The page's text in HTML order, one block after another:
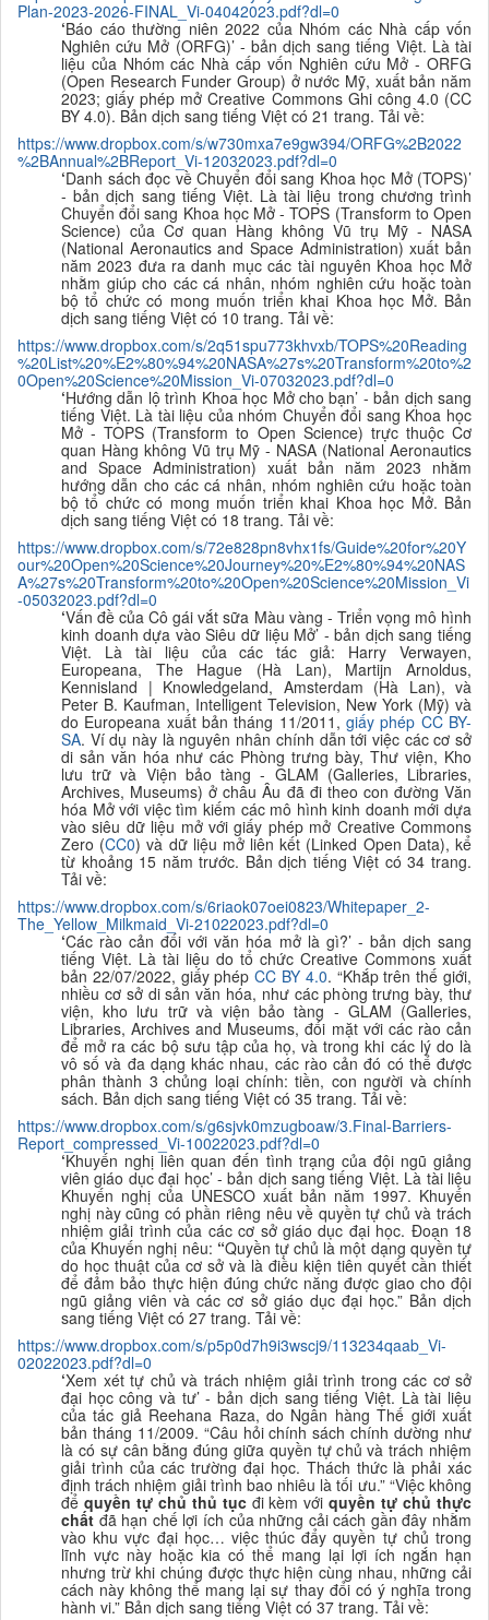
Plan-2023-2026-FINAL_Vi-04042023.pdf?dl=0
‘Báo cáo thường niên 2022 của Nhóm các Nhà cấp vốn
Nghiên cứu Mở (ORFG)’ - bản dịch sang tiếng Việt. Là tài
liệu của Nhóm các Nhà cấp vốn Nghiên cứu Mở - ORFG
(Open Research Funder Group) ở nước Mỹ, xuất bản năm
2023; giấy phép mở Creative Commons Ghi công 4.0 (CC
BY 4.0). Bản dịch sang tiếng Việt có 21 trang. Tải về:
https://www.dropbox.com/s/w730mxa7e9gw394/ORFG%2B2022
%2BAnnual%2BReport_Vi-12032023.pdf?dl=0
‘Danh sách đọc về Chuyển đổi sang Khoa học Mở (TOPS)’
- bản dịch sang tiếng Việt. Là tài liệu trong chương trình
Chuyển đổi sang Khoa học Mở - TOPS (Transform to Open
Science) của Cơ quan Hàng không Vũ trụ Mỹ - NASA
(National Aeronautics and Space Administration) xuất bản
năm 2023 đưa ra danh mục các tài nguyên Khoa học Mở
nhằm giúp cho các cá nhân, nhóm nghiên cứu hoặc toàn
bộ tổ chức có mong muốn triển khai Khoa học Mở. Bản
dịch sang tiếng Việt có 10 trang. Tải về:
https://www.dropbox.com/s/2q51spu773khvxb/TOPS%20Reading
%20List%20%E2%80%94%20NASA%27s%20Transform%20to%2
0Open%20Science%20Mission_Vi-07032023.pdf?dl=0
‘Hướng dẫn lộ trình Khoa học Mở cho bạn’ - bản dịch sang
tiếng Việt. Là tài liệu của nhóm Chuyển đổi sang Khoa học
Mở - TOPS (Transform to Open Science) trực thuộc Cơ
quan Hàng không Vũ trụ Mỹ - NASA (National Aeronautics
and Space Administration) xuất bản năm 2023 nhằm
hướng dẫn cho các cá nhân, nhóm nghiên cứu hoặc toàn
bộ tổ chức có mong muốn triển khai Khoa học Mở. Bản
dịch sang tiếng Việt có 18 trang. Tải về:
https://www.dropbox.com/s/72e828pn8vhx1fs/Guide%20for%20Y
our%20Open%20Science%20Journey%20%E2%80%94%20NAS
A%27s%20Transform%20to%20Open%20Science%20Mission_Vi
-05032023.pdf?dl=0
‘Vấn đề của Cô gái vắt sữa Màu vàng - Triển vọng mô hình
kinh doanh dựa vào Siêu dữ liệu Mở’ - bản dịch sang tiếng
Việt. Là tài liệu của các tác giả: Harry Verwayen,
Europeana, The Hague (Hà Lan), Martijn Arnoldus,
Kennisland | Knowledgeland, Amsterdam (Hà Lan), và
Peter B. Kaufman, Intelligent Television, New York (Mỹ) và
do Europeana xuất bảntháng 11/2011,giấy phép CC BY-
SA. Ví dụ này là nguyên nhân chính dẫn tới việc các cơ sở
di sản văn hóa như các Phòng trưng bày, Thư viện, Kho
lưu trữ và Viện bảo tàng - GLAM (Galleries, Libraries,
Archives, Museums) ở châu Âu đã đi theo con đường Văn
hóa Mở với việc tìm kiếm các mô hình kinh doanh mới dựa
vào siêu dữ liệu mở với giấy phép mở Creative Commons
Zero (CC0) và dữ liệu mở liên kết (Linked Open Data), kể
từ khoảng 15 năm trước. Bản dịch tiếng Việt có 34 trang.
Tải về:
https://www.dropbox.com/s/6riaok07oei0823/Whitepaper_2-
The_Yellow_Milkmaid_Vi-21022023.pdf?dl=0
‘Các rào cản đối với văn hóa mở là gì?’ - bản dịch sang
tiếng Việt. Là tài liệu do tổ chức Creative Commons xuất
bản 22/07/2022, giấy phépCC BY 4.0. “Khắp trên thế giới,
nhiều cơ sở di sản văn hóa, như các phòng trưng bày, thư
viện, kho lưu trữ và viện bảo tàng - GLAM (Galleries,
Libraries, Archives and Museums, đối mặt với các rào cản
để mở ra các bộ sưu tập của họ, và trong khi các lý do là
vô số và đa dạng khác nhau, các rào cản đó có thể được
phân thành 3 chủng loại chính: tiền, con người và chính
sách. Bản dịch sang tiếng Việt có 35 trang. Tải về:
https://www.dropbox.com/s/g6sjvk0mzugboaw/3.Final-Barriers-
Report_compressed_Vi-10022023.pdf?dl=0
‘Khuyến nghị liên quan đến tình trạng của đội ngũ giảng
viên giáo dục đại học’ - bản dịch sang tiếng Việt. Là tài liệu
Khuyến nghị của UNESCO xuất bản năm 1997. Khuyến
nghị này cũng có phần riêng nêu về quyền tự chủ và trách
nhiệm giải trình của các cơ sở giáo dục đại học. Đoạn 18
của Khuyến nghị nêu: “Quyền tự chủ là một dạng quyền tự
do học thuật của cơ sở và là điều kiện tiên quyết cần thiết
để đảm bảo thực hiện đúng chức năng được giao cho đội
ngũ giảng viên và các cơ sở giáo dục đại học.” Bản dịch
sang tiếng Việt có 27 trang. Tải về:
https://www.dropbox.com/s/p5p0d7h9i3wscj9/113234qaab_Vi-
02022023.pdf?dl=0
‘Xem xét tự chủ và trách nhiệm giải trình trong các cơ sở
đại học công và tư’ - bản dịch sang tiếng Việt. Là tài liệu
của tác giả Reehana Raza, do Ngân hàng Thế giới xuất
bản tháng 11/2009. “Câu hỏi chính sách chính dường như
là có sự cân bằng đúng giữa quyền tự chủ và trách nhiệm
giải trình của các trường đại học. Thách thức là phải xác
định trách nhiệm giải trình bao nhiêu là tối ưu.” “Việc không
để quyền tự chủ thủ tụcđi kèm vớiquyền tự chủ thực
chất đã hạn chế lợi ích của những cải cách gần đây nhằm
vào khu vực đại học… việc thúc đẩy quyền tự chủ trong
lĩnh vực này hoặc kia có thể mang lại lợi ích ngắn hạn
nhưng trừ khi chúng được thực hiện cùng nhau, những cải
cách này không thể mang lại sự thay đổi có ý nghĩa trong
hành vi.” Bản dịch sang tiếng Việt có 37 trang. Tải về: